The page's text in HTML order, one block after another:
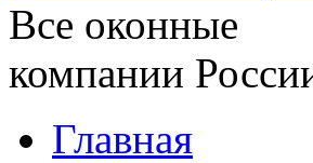
Все оконные
компании
Главная